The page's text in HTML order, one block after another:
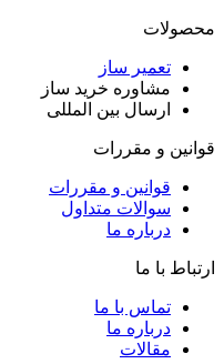
محصولات
تعمیر ساز
مشاوره خرید ساز
ارسال بین المللی
قوانین و مقررات
قوانین و مقررات
سوالات متداول
درباره ما
ارتباط با ما
تماس با ما
درباره ما
مقالات